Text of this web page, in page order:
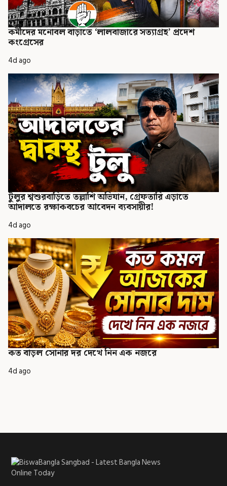
কর্মীদের মনোবল বাড়াতে ‘লালবাজারে সত্যাগ্রহ’ প্রদেশ
কংগ্রেসের
4d ago
টুলুর শ্বশুরবাড়িতে তল্লাশি অভিযান, গ্রেফতারি এড়াতে
আদালতে রক্ষাকবচের আবেদন ব্যবসায়ীর!
4d ago
কত বাড়ল সোনার দর দেখে নিন এক নজরে
4d ago